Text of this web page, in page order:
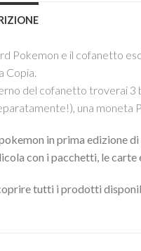
Pokemon e il cofanetto
Copia.
del cofanetto troverai 3
una moneta
in prima edizione
con i pacchetti, le
tutti i prodotti